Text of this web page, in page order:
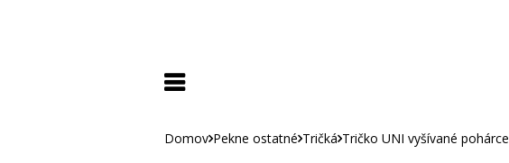
Domov Pekne ostatné Tričká Tričko UNI vyšívané pohárce